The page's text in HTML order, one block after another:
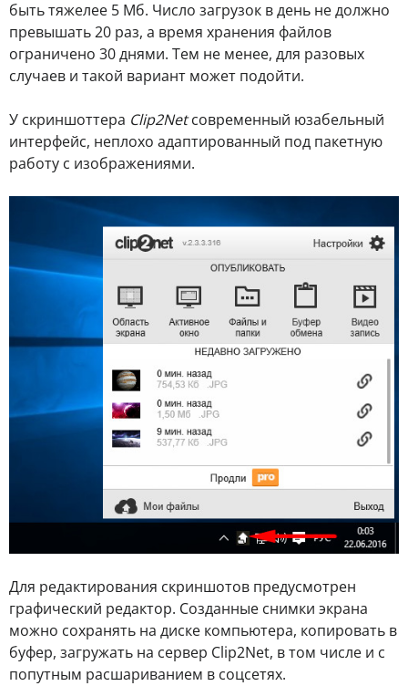
быть тяжелее 5 Мб. Число загрузок в день не должно
превышать 20 раз, а время хранения файлов
ограничено 30 днями. Тем не менее, для разовых
случаев и такой вариант может подойти.
У скриншоттера Clip2Netсовременный юзабельный
интерфейс, неплохо адаптированный под пакетную
работу с изображениями.
Для редактирования скриншотов предусмотрен
графический редактор. Созданные снимки экрана
можно сохранять на диске компьютера, копировать в
буфер, загружать на сервер Clip2Net, в том числе и с
попутным расшариванием в соцсетях.